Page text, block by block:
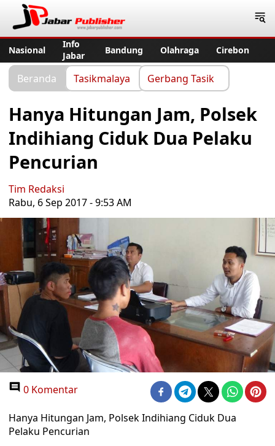
Nasional
Info
Jabar
Bandung Olahraga Cirebon
Beranda Tasikmalaya Gerbang Tasik
Hanya Hitungan Jam, Polsek
Indihiang Ciduk Dua Pelaku
Pencurian
Tim Redaksi
Rabu, 6 Sep 2017 - 9:53 AM
0 Komentar
Hanya Hitungan Jam, Polsek Indihiang Ciduk Dua
Pelaku Pencurian